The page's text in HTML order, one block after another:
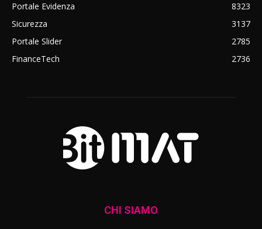
Portale Evidenza
8323
Sicurezza
3137
Portale Slider
2785
FinanceTech
2736
CHI SIAMO